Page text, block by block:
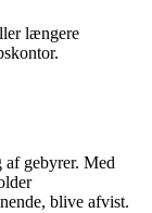
længere
gebyrer. Med
blive afvist.